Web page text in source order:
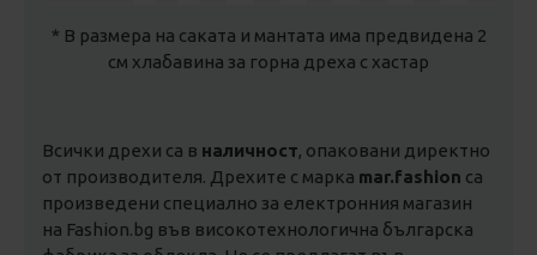
* В размера на саката и мантата има предвидена 2
см хлабавина за горна дреха с хастар
Всички дрехи са в наличност, опаковани директно
от производителя. Дрехите с марка mar.fashion са
произведени специално за електронния магазин
на Fashion.bg във високотехнологична българска